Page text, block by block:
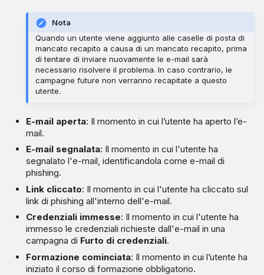
Nota
Quando un utente viene aggiunto alle caselle di posta di
mancato recapito a causa di un mancato recapito, prima
di tentare di inviare nuovamente le e-mail sarà
necessario risolvere il problema. In caso contrario, le
campagne future non verranno recapitate a questo
utente.
E-mail aperta: Il momento in cui l’utente ha aperto l’e-
mail.
E-mail segnalata: Il momento in cui l'utente ha
segnalato l'e-mail, identificandola come e-mail di
phishing.
Link cliccato: Il momento in cui l'utente ha cliccato sul
link di phishing all'interno dell'e-mail.
Credenziali immesse: Il momento in cui l'utente ha
immesso le credenziali richieste dall'e-mail in una
campagna di Furto di credenziali.
Formazione cominciata: Il momento in cui l’utente ha
iniziato il corso di formazione obbligatorio.